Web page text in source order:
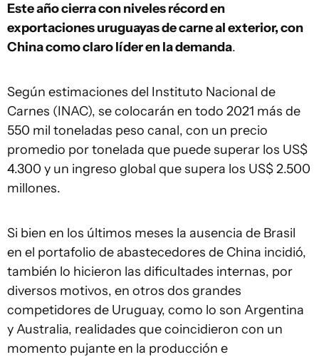
Este año cierra con niveles récord en
exportaciones uruguayas de carne al exterior, con
China como claro líder en la demanda.
Según estimaciones del Instituto Nacional de
Carnes (INAC), se colocarán en todo 2021 más de
550 mil toneladas peso canal, con un precio
promedio por tonelada que puede superar los US$
4.300 y un ingreso global que supera los US$ 2.500
millones.
Si bien en los últimos meses la ausencia de Brasil
en el portafolio de abastecedores de China incidió,
también lo hicieron las dificultades internas, por
diversos motivos, en otros dos grandes
competidores de Uruguay, como lo son Argentina
y Australia, realidades que coincidieron con un
momento pujante en la producción e